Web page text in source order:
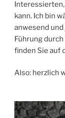
kann. Ich bin
anwesend
Führung
finden Sie auf
Also: herzlich